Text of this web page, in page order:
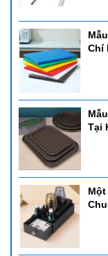
Chí
Tại